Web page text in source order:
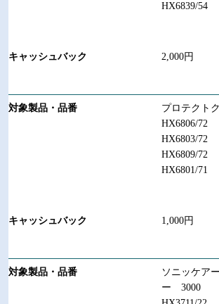
HX6839/54
2,000円
プロテクト
HX6806/72
HX6803/72
HX6809/72
HX6801/71
1,000円
ソニッケア
ー 3000